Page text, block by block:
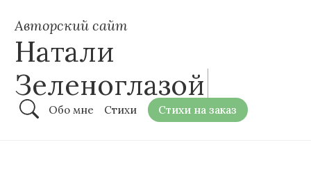
Авторский сайт
Натали
Зеленоглазой
Обо мне Стихи Стихи на заказ